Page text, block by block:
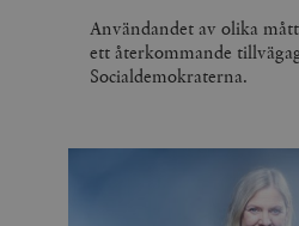
Användandet av olika
ett återkommande
Socialdemokraterna.